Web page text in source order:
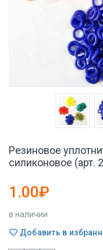
Резиновое
силиконовое (арт.
1.00₽
в наличии
Добавить в